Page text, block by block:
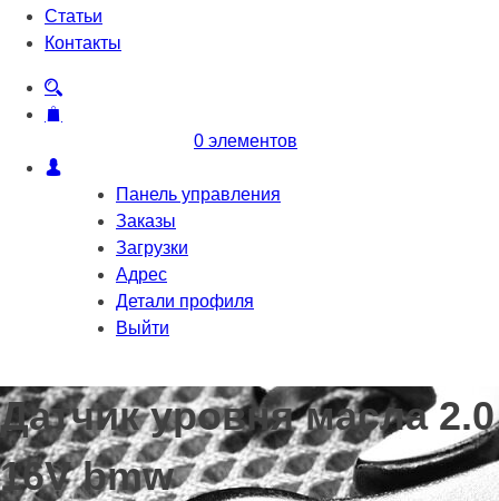
Статьи
Контакты
0 элементов
Панель управления
Заказы
Загрузки
Адрес
Детали профиля
Выйти
Датчик уровня масла 2.0
16V bmw